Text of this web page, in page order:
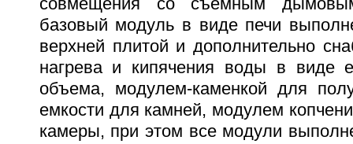
совмещения со съемным
базовый модуль в виде печи
верхней плитой и дополнительно
нагрева и кипячения воды в виде
объема, модулем-каменкой для
емкости для камней, модулем
камеры, при этом все модули